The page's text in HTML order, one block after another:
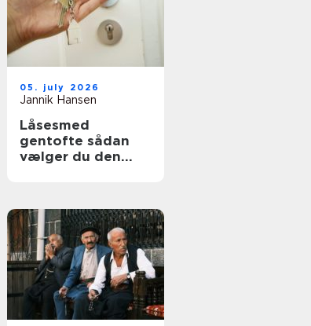
05. july 2026
Jannik Hansen
Låsesmed
gentofte sådan
vælger du den